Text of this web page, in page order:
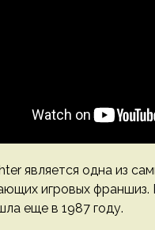
является одна из
игровых франшиз.
еще в 1987 году.